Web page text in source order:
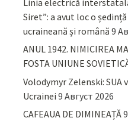
Linia electrică
Siret”: a avut loc o
ucraineană și română 9
ANUL 1942. NIMICIREA
FOSTA UNIUNE
Volodymyr Zelenski:
Ucrainei 9 Август 2026
CAFEAUA DE DIMINEAȚĂ